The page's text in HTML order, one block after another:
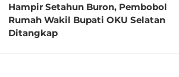
Hampir Setahun Buron, Pembobol
Rumah Wakil Bupati OKU Selatan
Ditangkap